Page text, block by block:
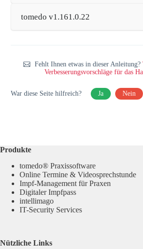
tomedo v1.161.0.22
Fehlt Ihnen etwas in dieser Anleitung?
Verbesserungsvorschläge für das
War diese Seite hilfreich? Ja Nein
Produkte
tomedo® Praxissoftware
Online Termine & Videosprechstunde
Impf-Management für Praxen
Digitaler Impfpass
intellimago
IT-Security Services
Nützliche Links